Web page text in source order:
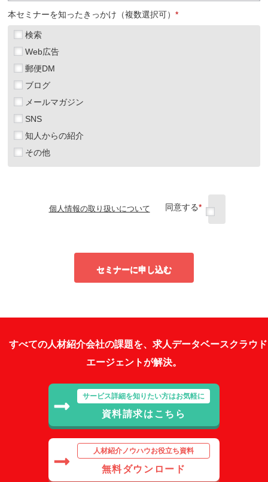
*
本セミナーを知ったきっかけ（複数選択可）
検索
Web広告
郵便DM
ブログ
メールマガジン
SNS
知人からの紹介
その他
個人情報の取り扱いについて *
同意する
セミナーに申し込む
すべての人材紹介会社の課題を、求人データベースクラウド
エージェントが解決。
サービス詳細を知りたい方はお気軽に
資料請求はこちら
人材紹介ノウハウお役立ち資料
無料ダウンロード